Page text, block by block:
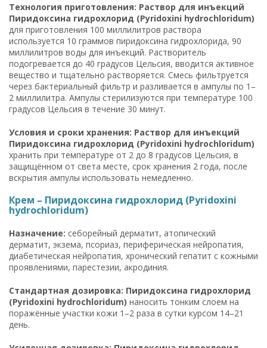
Технология приготовления: Раствор для инъекций
Пиридоксина гидрохлорид (Pyridoxini hydrochloridum)
для приготовления 100 миллилитров раствора
используется 10 граммов пиридоксина гидрохлорида, 90
миллилитров воды для инъекций. Растворитель
подогревается до 40 градусов Цельсия, вводится активное
вещество и тщательно растворяется. Смесь фильтруется
через бактериальный фильтр и разливается в ампулы по 1–
2 миллилитра. Ампулы стерилизуются при температуре 100
градусов Цельсия в течение 30 минут.
Условия и сроки хранения: Раствор для инъекций
Пиридоксина гидрохлорид (Pyridoxini hydrochloridum)
хранить при температуре от 2 до 8 градусов Цельсия, в
защищённом от света месте, срок хранения 2 года, после
вскрытия ампулы использовать немедленно.
Крем – Пиридоксина гидрохлорид (Pyridoxini
hydrochloridum)
Назначение: себорейный дерматит, атопический
дерматит, экзема, псориаз, периферическая нейропатия,
диабетическая нейропатия, хронический гепатит с кожными
проявлениями, парестезии, акродиния.
Стандартная дозировка: Пиридоксина гидрохлорид
(Pyridoxini hydrochloridum) наносить тонким слоем на
поражённые участки кожи 1–2 раза в сутки курсом 14–21
день.